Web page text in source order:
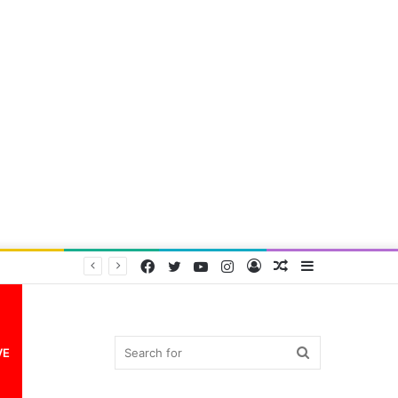
Random
Log
Instagram
YouTube
Twitter
Facebook